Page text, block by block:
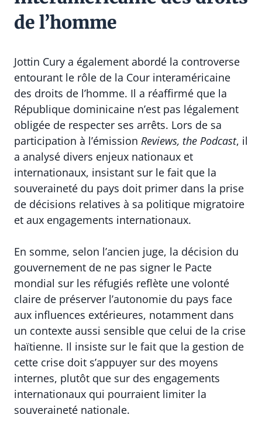
de l’homme
Jottin Cury a également abordé la controverse
entourant le rôle de la Cour interaméricaine
des droits de l’homme. Il a réaffirmé que la
République dominicaine n’est pas légalement
obligée de respecter ses arrêts. Lors de sa
participation à l’émission Reviews, the Podcast, il
a analysé divers enjeux nationaux et
internationaux, insistant sur le fait que la
souveraineté du pays doit primer dans la prise
de décisions relatives à sa politique migratoire
et aux engagements internationaux.
En somme, selon l’ancien juge, la décision du
gouvernement de ne pas signer le Pacte
mondial sur les réfugiés reflète une volonté
claire de préserver l’autonomie du pays face
aux influences extérieures, notamment dans
un contexte aussi sensible que celui de la crise
haïtienne. Il insiste sur le fait que la gestion de
cette crise doit s’appuyer sur des moyens
internes, plutôt que sur des engagements
internationaux qui pourraient limiter la
souveraineté nationale.